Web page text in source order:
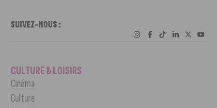
SUIVEZ-NOUS :
CULTURE & LOISIRS
Cinéma
Culture